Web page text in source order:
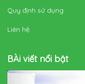
Quy định sử dụng
Liên hệ
BÀi viết nổi bật